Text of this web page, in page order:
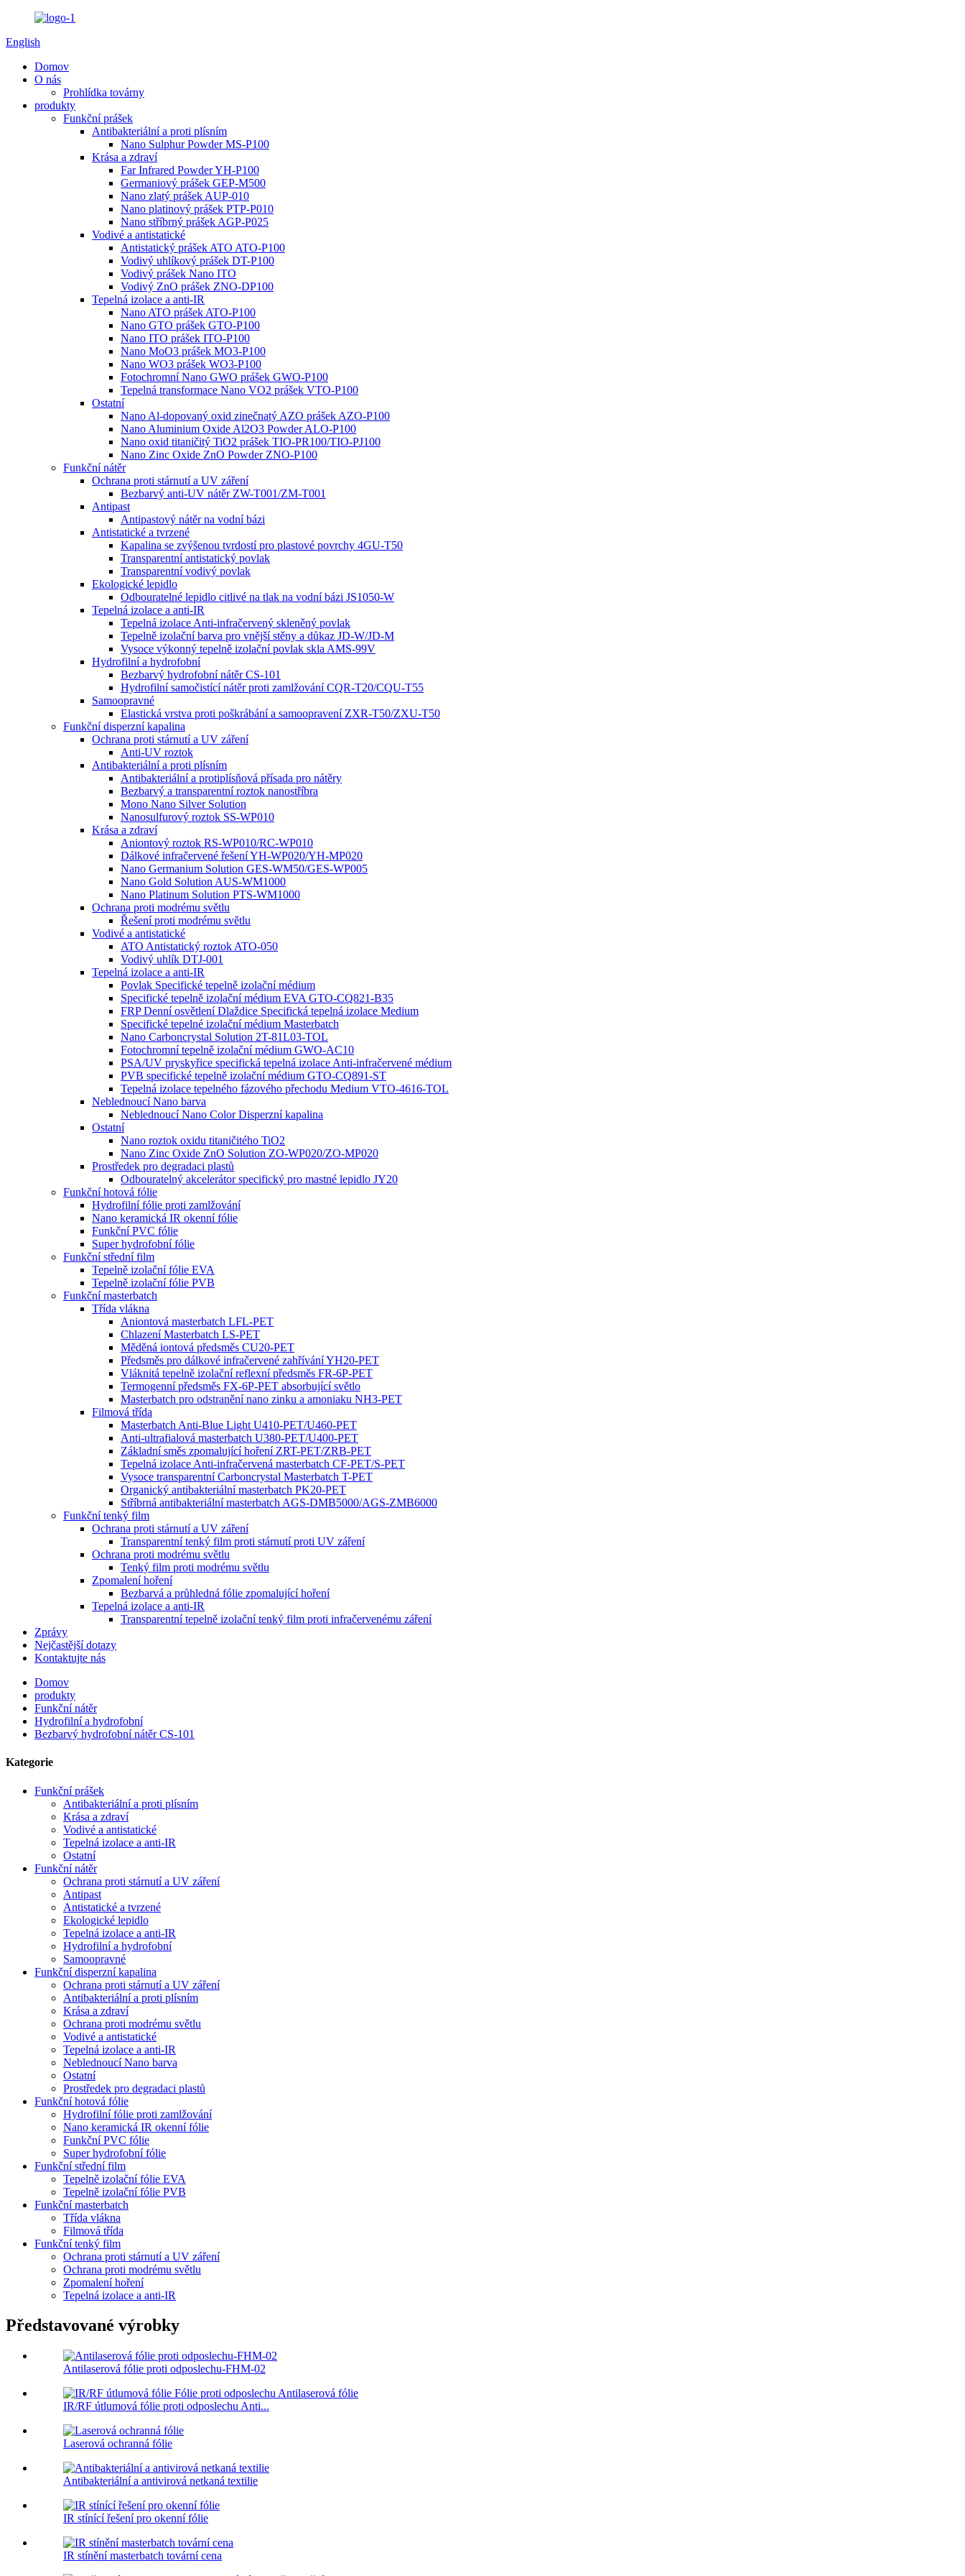
English
Domov
O nás
Prohlídka továrny
produkty
Funkční prášek
Antibakteriální a proti plísním
Nano Sulphur Powder MS-P100
Krása a zdraví
Far Infrared Powder YH-P100
Germaniový prášek GEP-M500
Nano zlatý prášek AUP-010
Nano platinový prášek PTP-P010
Nano stříbrný prášek AGP-P025
Vodivé a antistatické
Antistatický prášek ATO ATO-P100
Vodivý uhlíkový prášek DT-P100
Vodivý prášek Nano ITO
Vodivý ZnO prášek ZNO-DP100
Tepelná izolace a anti-IR
Nano ATO prášek ATO-P100
Nano GTO prášek GTO-P100
Nano ITO prášek ITO-P100
Nano MoO3 prášek MO3-P100
Nano WO3 prášek WO3-P100
Fotochromní Nano GWO prášek GWO-P100
Tepelná transformace Nano VO2 prášek VTO-P100
Ostatní
Nano Al-dopovaný oxid zinečnatý AZO prášek AZO-P100
Nano Aluminium Oxide Al2O3 Powder ALO-P100
Nano oxid titaničitý TiO2 prášek TIO-PR100/TIO-PJ100
Nano Zinc Oxide ZnO Powder ZNO-P100
Funkční nátěr
Ochrana proti stárnutí a UV záření
Bezbarvý anti-UV nátěr ZW-T001/ZM-T001
Antipast
Antipastový nátěr na vodní bázi
Antistatické a tvrzené
Kapalina se zvýšenou tvrdostí pro plastové povrchy 4GU-T50
Transparentní antistatický povlak
Transparentní vodivý povlak
Ekologické lepidlo
Odbouratelné lepidlo citlivé na tlak na vodní bázi JS1050-W
Tepelná izolace a anti-IR
Tepelná izolace Anti-infračervený skleněný povlak
Tepelně izolační barva pro vnější stěny a důkaz JD-W/JD-M
Vysoce výkonný tepelně izolační povlak skla AMS-99V
Hydrofilní a hydrofobní
Bezbarvý hydrofobní nátěr CS-101
Hydrofilní samočistící nátěr proti zamlžování CQR-T20/CQU-T55
Samoopravné
Elastická vrstva proti poškrábání a samoopravení ZXR-T50/ZXU-T50
Funkční disperzní kapalina
Ochrana proti stárnutí a UV záření
Anti-UV roztok
Antibakteriální a proti plísním
Antibakteriální a protiplísňová přísada pro nátěry
Bezbarvý a transparentní roztok nanostříbra
Mono Nano Silver Solution
Nanosulfurový roztok SS-WP010
Krása a zdraví
Aniontový roztok RS-WP010/RC-WP010
Dálkové infračervené řešení YH-WP020/YH-MP020
Nano Germanium Solution GES-WM50/GES-WP005
Nano Gold Solution AUS-WM1000
Nano Platinum Solution PTS-WM1000
Ochrana proti modrému světlu
Řešení proti modrému světlu
Vodivé a antistatické
ATO Antistatický roztok ATO-050
Vodivý uhlík DTJ-001
Tepelná izolace a anti-IR
Povlak Specifické tepelně izolační médium
Specifické tepelně izolační médium EVA GTO-CQ821-B35
FRP Denní osvětlení Dlaždice Specifická tepelná izolace Medium
Specifické tepelné izolační médium Masterbatch
Nano Carboncrystal Solution 2T-81L03-TOL
Fotochromní tepelně izolační médium GWO-AC10
PSA/UV pryskyřice specifická tepelná izolace Anti-infračervené médium
PVB specifické tepelně izolační médium GTO-CQ891-ST
Tepelná izolace tepelného fázového přechodu Medium VTO-4616-TOL
Neblednoucí Nano barva
Neblednoucí Nano Color Disperzní kapalina
Ostatní
Nano roztok oxidu titaničitého TiO2
Nano Zinc Oxide ZnO Solution ZO-WP020/ZO-MP020
Prostředek pro degradaci plastů
Odbouratelný akcelerátor specifický pro mastné lepidlo JY20
Funkční hotová fólie
Hydrofilní fólie proti zamlžování
Nano keramická IR okenní fólie
Funkční PVC fólie
Super hydrofobní fólie
Funkční střední film
Tepelně izolační fólie EVA
Tepelně izolační fólie PVB
Funkční masterbatch
Třída vlákna
Aniontová masterbatch LFL-PET
Chlazení Masterbatch LS-PET
Měděná iontová předsměs CU20-PET
Předsměs pro dálkové infračervené zahřívání YH20-PET
Vláknitá tepelně izolační reflexní předsměs FR-6P-PET
Termogenní předsměs FX-6P-PET absorbující světlo
Masterbatch pro odstranění nano zinku a amoniaku NH3-PET
Filmová třída
Masterbatch Anti-Blue Light U410-PET/U460-PET
Anti-ultrafialová masterbatch U380-PET/U400-PET
Základní směs zpomalující hoření ZRT-PET/ZRB-PET
Tepelná izolace Anti-infračervená masterbatch CF-PET/S-PET
Vysoce transparentní Carboncrystal Masterbatch T-PET
Organický antibakteriální masterbatch PK20-PET
Stříbrná antibakteriální masterbatch AGS-DMB5000/AGS-ZMB6000
Funkční tenký film
Ochrana proti stárnutí a UV záření
Transparentní tenký film proti stárnutí proti UV záření
Ochrana proti modrému světlu
Tenký film proti modrému světlu
Zpomalení hoření
Bezbarvá a průhledná fólie zpomalující hoření
Tepelná izolace a anti-IR
Transparentní tepelně izolační tenký film proti infračervenému záření
Zprávy
Nejčastější dotazy
Kontaktujte nás
Domov
produkty
Funkční nátěr
Hydrofilní a hydrofobní
Bezbarvý hydrofobní nátěr CS-101
Kategorie
Funkční prášek
Antibakteriální a proti plísním
Krása a zdraví
Vodivé a antistatické
Tepelná izolace a anti-IR
Ostatní
Funkční nátěr
Ochrana proti stárnutí a UV záření
Antipast
Antistatické a tvrzené
Ekologické lepidlo
Tepelná izolace a anti-IR
Hydrofilní a hydrofobní
Samoopravné
Funkční disperzní kapalina
Ochrana proti stárnutí a UV záření
Antibakteriální a proti plísním
Krása a zdraví
Ochrana proti modrému světlu
Vodivé a antistatické
Tepelná izolace a anti-IR
Neblednoucí Nano barva
Ostatní
Prostředek pro degradaci plastů
Funkční hotová fólie
Hydrofilní fólie proti zamlžování
Nano keramická IR okenní fólie
Funkční PVC fólie
Super hydrofobní fólie
Funkční střední film
Tepelně izolační fólie EVA
Tepelně izolační fólie PVB
Funkční masterbatch
Třída vlákna
Filmová třída
Funkční tenký film
Ochrana proti stárnutí a UV záření
Ochrana proti modrému světlu
Zpomalení hoření
Tepelná izolace a anti-IR
Představované výrobky
Antilaserová fólie proti odposlechu-FHM-02
IR/RF útlumová fólie proti odposlechu Anti...
Laserová ochranná fólie
Antibakteriální a antivirová netkaná textilie
IR stínící řešení pro okenní fólie
IR stínění masterbatch tovární cena